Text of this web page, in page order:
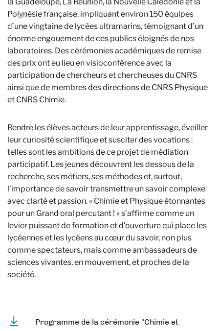
Polynésie française, impliquant environ 150 équipes
d’une vingtaine de lycées ultramarins, témoignant d’un
énorme engouement de ces publics éloignés de nos
laboratoires. Des cérémonies académiques de remise
des prix ont eu lieu en visioconférence avec la
participation de chercheurs et chercheuses du CNRS
ainsi que de membres des directions de CNRS Physique
et CNRS Chimie.
Rendre les élèves acteurs de leur apprentissage, éveiller
leur curiosité scientifique et susciter des vocations :
telles sont les ambitions de ce projet de médiation
participatif. Les jeunes découvrent les dessous de la
recherche, ses métiers, ses méthodes et, surtout,
l’importance de savoir transmettre un savoir complexe
avec clarté et passion. « Chimie et Physique étonnantes
pour un Grand oral percutant ! » s’affirme comme un
levier puissant de formation et d’ouverture qui place les
lycéennes et les lycéens au cœur du savoir, non plus
comme spectateurs, mais comme ambassadeurs de
sciences vivantes, en mouvement, et proches de la
société.
Programme de la cérémonie "Chimie et